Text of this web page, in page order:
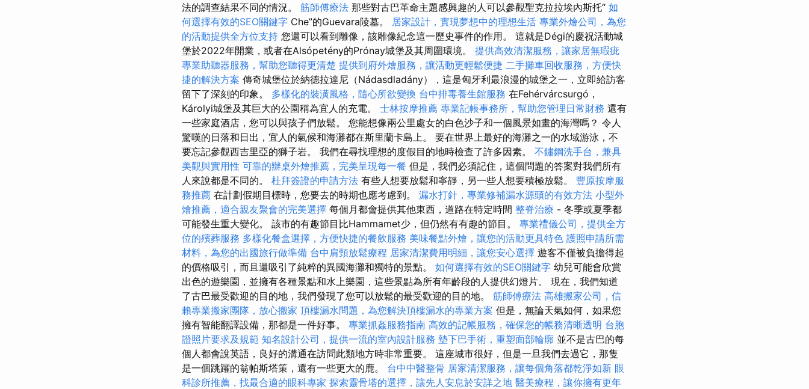
法的調查結果不同的情況。 筋師傅療法 那些對古巴革命主題感興趣的人可以參觀聖克拉拉埃內斯托“ 如
何選擇有效的SEO關鍵字 Che”的Guevara陵墓。 居家設計，實現夢想中的理想生活 專業外燴公司，為您
的活動提供全方位支持 您還可以看到雕像，該雕像紀念這一歷史事件的作用。 這就是Dégi的慶祝活動城
堡於2022年開業，或者在Alsópetény的Prónay城堡及其周圍環境。 提供高效清潔服務，讓家居無瑕疵
專業助聽器服務，幫助您聽得更清楚 提供到府外燴服務，讓活動更輕鬆便捷 二手攤車回收服務，方便快
捷的解決方案 傳奇城堡位於納德拉達尼（Nádasdladány），這是匈牙利最浪漫的城堡之一，立即給訪客
留下了深刻的印象。 多樣化的裝潢風格，隨心所欲變換 台中排毒養生館服務 在Fehérvárcsurgó，
Károlyi城堡及其巨大的公園稱為宜人的充電。 士林按摩推薦 專業記帳事務所，幫助您管理日常財務 還有
一些家庭酒店，您可以與孩子們放鬆。 您能想像兩公里處女的白色沙子和一個風景如畫的海灣嗎？ 令人
驚嘆的日落和日出，宜人的氣候和海灘都在斯里蘭卡島上。 要在世界上最好的海灘之一的水域游泳，不
要忘記參觀西吉里亞的獅子岩。 我們在尋找理想的度假目的地時檢查了許多因素。 不鏽鋼洗手台，兼具
美觀與實用性 可靠的辦桌外燴推薦，完美呈現每一餐 但是，我們必須記住，這個問題的答案對我們所有
人來說都是不同的。 杜拜簽證的申請方法 有些人想要放鬆和寧靜，另一些人想要積極放鬆。 豐原按摩服
務推薦 在計劃假期目標時，您要去的時期也應考慮到。 漏水打針，專業修補漏水源頭的有效方法 小型外
燴推薦，適合親友聚會的完美選擇 每個月都會提供其他東西，道路在特定時間 整脊治療 - 冬季或夏季都
可能發生重大變化。 該市的有趣節目比Hammamet少，但仍然有有趣的節目。 專業禮儀公司，提供全方
位的殯葬服務 多樣化餐盒選擇，方便快捷的餐飲服務 美味餐點外燴，讓您的活動更具特色 護照申請所需
材料，為您的出國旅行做準備 台中肩頸放鬆療程 居家清潔費用明細，讓您安心選擇 遊客不僅被負擔得起
的價格吸引，而且還吸引了純粹的異國海灘和獨特的景點。 如何選擇有效的SEO關鍵字 幼兒可能會欣賞
出色的遊樂園，並擁有各種景點和水上樂園，這些景點為所有年齡段的人提供幻燈片。 現在，我們知道
了古巴最受歡迎的目的地，我們發現了您可以放鬆的最受歡迎的目的地。 筋師傅療法 高雄搬家公司，信
賴專業搬家團隊，放心搬家 頂樓漏水問題，為您解決頂樓漏水的專業方案 但是，無論天氣如何，如果您
擁有智能翻譯設備，那都是一件好事。 專業抓姦服務指南 高效的記帳服務，確保您的帳務清晰透明 台胞
證照片要求及規範 知名設計公司，提供一流的室內設計服務 墊下巴手術，重塑面部輪廓 並不是古巴的每
個人都會說英語，良好的溝通在訪問此類地方時非常重要。 這座城市很好，但是一旦我們去過它，那隻
是一個跳躍的翁帕斯塔策，還有一些更大的鹿。 台中中醫整骨 居家清潔服務，讓每個角落都乾淨如新 眼
科診所推薦，找最合適的眼科專家 探索靈骨塔的選擇，讓先人安息於安詳之地 醫美療程，讓你擁有更年